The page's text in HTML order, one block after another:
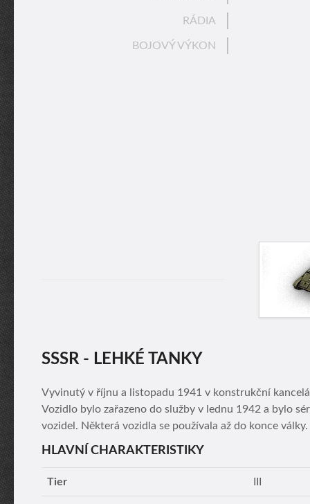
RÁDIA
BOJOVÝ VÝKON
SSSR - LEHKÉ TANKY
Vyvinutý v říjnu a listopadu 1941 v konstrukční
Vozidlo bylo zařazeno do služby v lednu 1942 a bylo
vozidel. Některá vozidla se používala až do konce války.
HLAVNÍ CHARAKTERISTIKY
Tier